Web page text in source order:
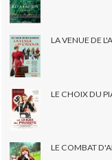
LA VENUE DE
LE CHOIX DU
LE COMBAT